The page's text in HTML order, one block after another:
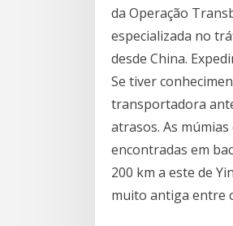
da Operação
especializada no
desde China.
Se tiver
transportadora
atrasos. As
encontradas em
200 km a este de
muito antiga entre